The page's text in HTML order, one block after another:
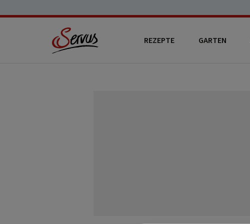
REZEPTE GARTEN